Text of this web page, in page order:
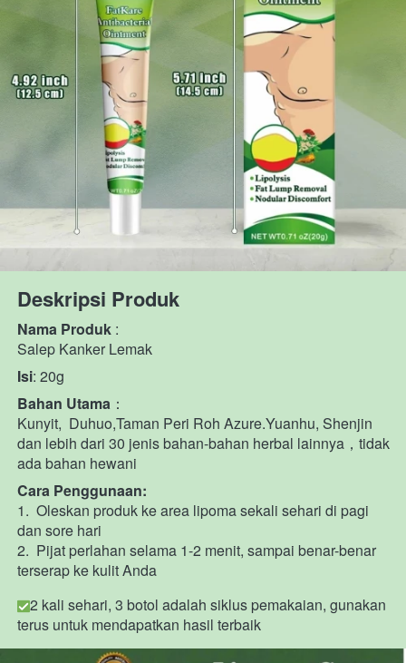
Deskripsi Produk
Nama Produk :
Salep Kanker Lemak
Isi: 20g
Bahan Utama ：
Kunyit,  Duhuo,Taman Peri Roh Azure.Yuanhu, Shenjin
dan lebih dari 30 jenis bahan-bahan herbal lainnya，tidak
ada bahan hewani
Cara Penggunaan:
1. Oleskan produk ke area lipoma sekali sehari di pagi
dan sore hari
2. Pijat perlahan selama 1-2 menit, sampai benar-benar
terserap ke kulit Anda
2 kali sehari, 3 botol adalah siklus pemakaian, gunakan
terus untuk mendapatkan hasil terbaik